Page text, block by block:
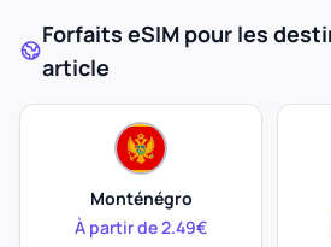
Forfaits eSIM pour les
article
Monténégro
À partir de 2.49€